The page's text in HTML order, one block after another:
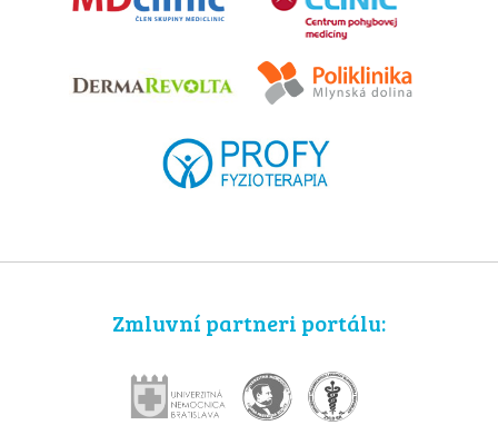
Zmluvní partneri portálu: